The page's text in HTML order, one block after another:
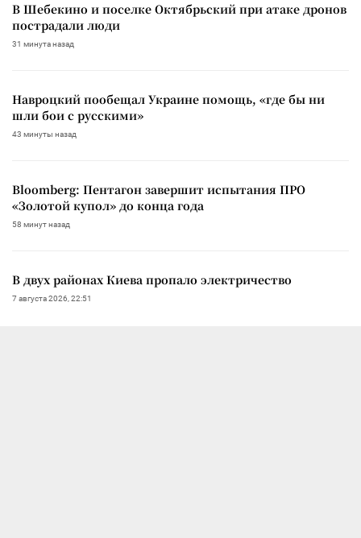
В Шебекино и поселке Октябрьский при атаке дронов
пострадали люди
31 минута назад
Навроцкий пообещал Украине помощь, «где бы ни
шли бои с русскими»
43 минуты назад
Bloomberg: Пентагон завершит испытания ПРО
«Золотой купол» до конца года
58 минут назад
В двух районах Киева пропало электричество
7 августа 2026, 22:51